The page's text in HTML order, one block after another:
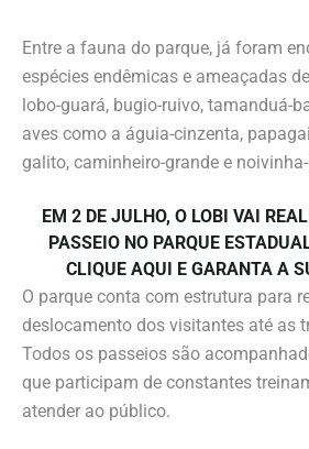
Entre a fauna do parque, já foram
espécies endêmicas e ameaçadas
lobo-guará, bugio-ruivo, tamanduá-
aves como a águia-cinzenta,
galito, caminheiro-grande e
EM 2 DE JULHO, O LOBI VAI
PASSEIO NO PARQUE
CLIQUE AQUI E GARANTA A
O parque conta com estrutura para
deslocamento dos visitantes até as
Todos os passeios são
que participam de constantes
atender ao público.